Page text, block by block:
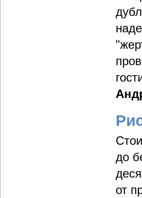
до
от